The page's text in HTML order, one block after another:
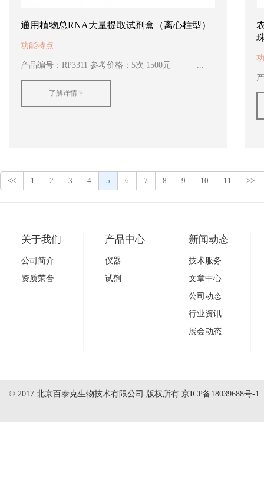
通用植物总RNA大量提取试剂盒（离心柱型）
功能特点
产品编号：RP3311 参考价格：5次 1500元 ...
了解详情 >
<< 1 2 3 4 5 6 7 8 9 10 11 >>
关于我们
公司简介
资质荣誉
产品中心
仪器
试剂
新闻动态
技术服务
文章中心
公司动态
行业资讯
展会动态
© 2017 北京百泰克生物技术有限公司 版权所有 京ICP备18039688号-1